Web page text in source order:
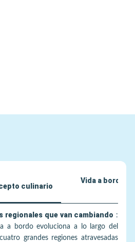
culinario
Vida a bordo y
regionales que van cambiando :
a bordo evoluciona a lo largo del
grandes regiones atravesadas